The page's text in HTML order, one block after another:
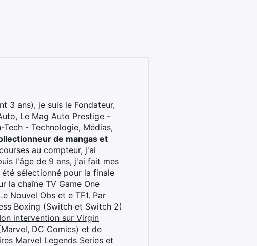
3 ans), je suis le Fondateur,
, Le Mag Auto Prestige -
Tech - Technologie, Médias,
de mangas et
au compteur, j'ai
l'âge de 9 ans, j'ai fait mes
sélectionné pour la finale
la chaîne TV Game One
Nouvel Obs et e TF1. Par
Boxing (Switch et Switch 2)
intervention sur Virgin
DC Comics) et de
Marvel Legends Series et